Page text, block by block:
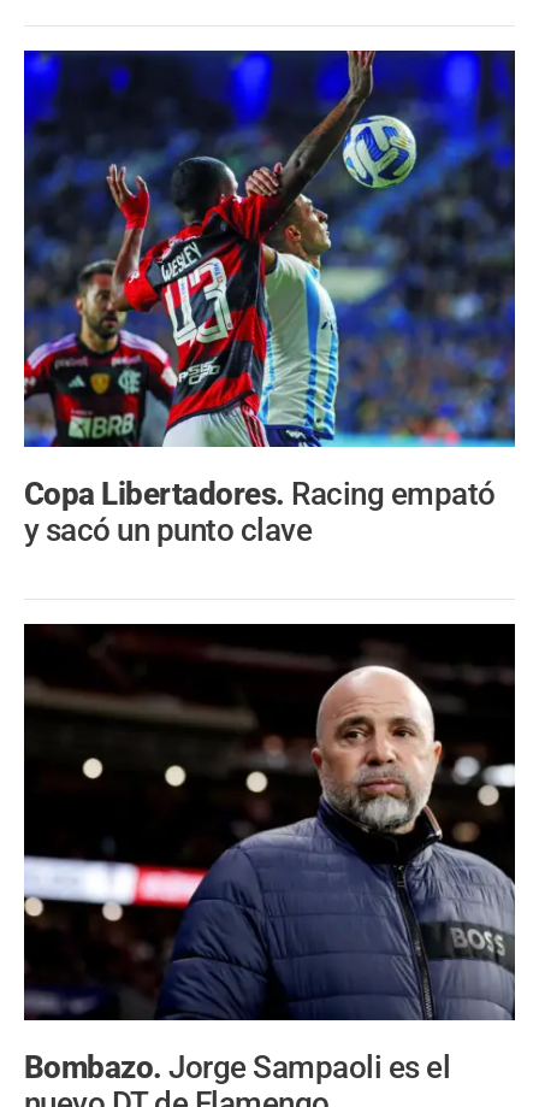
Copa Libertadores. Racing empató
y sacó un punto clave
Bombazo.Jorge Sampaoli es el